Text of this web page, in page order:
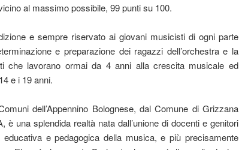
al massimo possibile, 99 punti su 100.
e sempre riservato ai giovani musicisti di ogni parte
e preparazione dei ragazzi dell’orchestra e la
che lavorano ormai da 4 anni alla crescita musicale ed
e i 19 anni.
dell’Appennino Bolognese, dal Comune di Grizzana
una splendida realtà nata dall’unione di docenti e genitori
e pedagogica della musica, e più precisamente